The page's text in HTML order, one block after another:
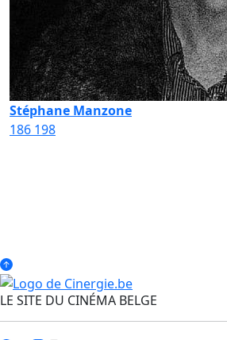
Stéphane Manzone
186 198
LE SITE DU CINÉMA BELGE